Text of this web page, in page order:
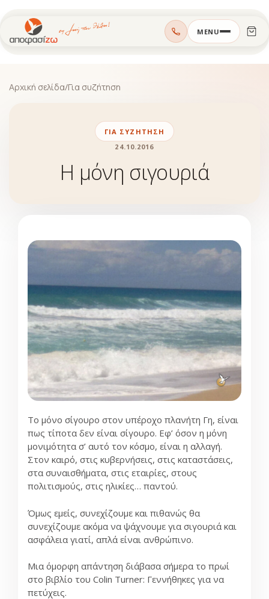
Μεταπηδήστε
στο
MENU
Αρχική σελίδα/Για συζήτηση
ΓΙΑ ΣΥΖΉΤΗΣΗ
24.10.2016
Η μόνη σιγουριά
Το μόνο σίγουρο στον υπέροχο πλανήτη Γη, είναι
πως τίποτα δεν είναι σίγουρο. Εφ’ όσον η μόνη
μονιμότητα σ’ αυτό τον κόσμο, είναι η αλλαγή.
Στον καιρό, στις κυβερνήσεις, στις καταστάσεις,
στα συναισθήματα, στις εταιρίες, στους
πολιτισμούς, στις ηλικίες… παντού.
Όμως εμείς, συνεχίζουμε και πιθανώς θα
συνεχίζουμε ακόμα να ψάχνουμε για σιγουριά και
ασφάλεια γιατί, απλά είναι ανθρώπινο.
Μια όμορφη απάντηση διάβασα σήμερα το πρωί
στο βιβλίο του Colin Turner: Γεννήθηκες για να
πετύχεις.